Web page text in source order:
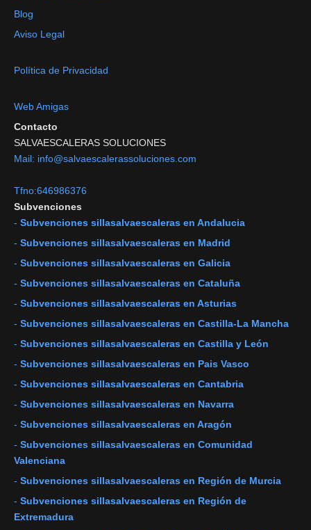
Blog
Aviso Legal
Política de Privacidad
Web Amigas
Contacto
SALVAESCALERAS SOLUCIONES
Mail: info@salvaescalerassoluciones.com
Tfno:646986376
Subvenciones
- Subvenciones sillasalvaescaleras en Andalucia
- Subvenciones sillasalvaescaleras en Madrid
- Subvenciones sillasalvaescaleras en Galicia
- Subvenciones sillasalvaescaleras en Cataluña
- Subvenciones sillasalvaescaleras en Asturias
- Subvenciones sillasalvaescaleras en Castilla-La Mancha
- Subvenciones sillasalvaescaleras en Castilla y León
- Subvenciones sillasalvaescaleras en Pais Vasco
- Subvenciones sillasalvaescaleras en Cantabria
- Subvenciones sillasalvaescaleras en Navarra
- Subvenciones sillasalvaescaleras en Aragón
- Subvenciones sillasalvaescaleras en Comunidad
Valenciana
- Subvenciones sillasalvaescaleras en Región de Murcia
- Subvenciones sillasalvaescaleras en Región de
Extremadura